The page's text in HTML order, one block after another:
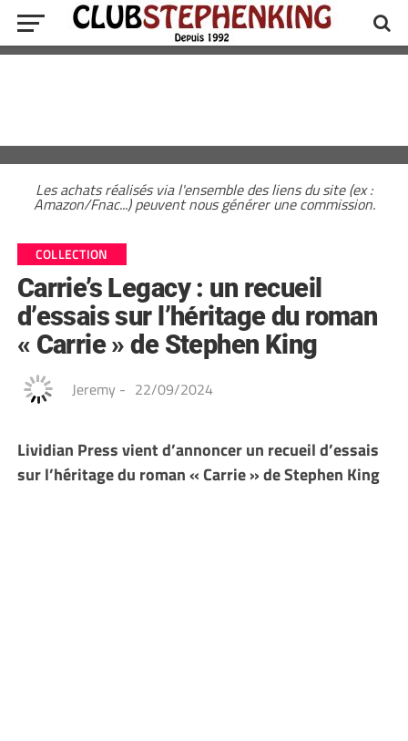
Les achats réalisés via l'ensemble des liens du site (ex :
Amazon/Fnac...) peuvent nous générer une commission.
COLLECTION
Carrie’s Legacy : un recueil
d’essais sur l’héritage du roman
« Carrie » de Stephen King
Jeremy - 22/09/2024
Lividian Press vient d’annoncer un recueil d’essais
sur l’héritage du roman « Carrie » de Stephen King